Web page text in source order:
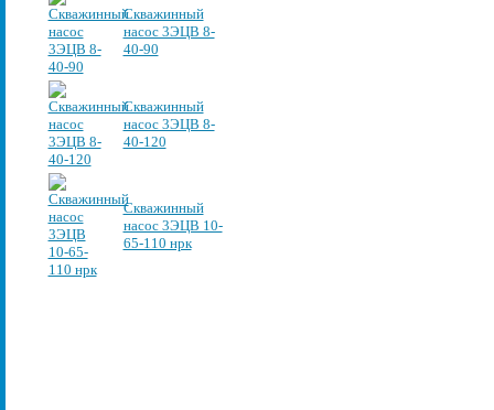
Скважинный
насос 3ЭЦВ 8-
40-90
Скважинный
насос 3ЭЦВ 8-
40-120
Скважинный
насос 3ЭЦВ 10-
65-110 нрк